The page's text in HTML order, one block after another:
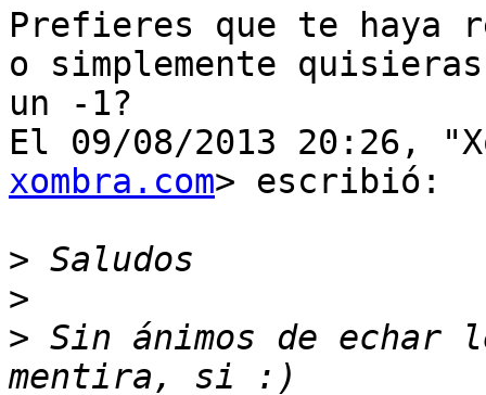
Prefieres que te haya
o simplemente quisieras
un -1?
El 09/08/2013 20:26,
xombra.com> escribió:
>
>
> Sin ánimos de echar